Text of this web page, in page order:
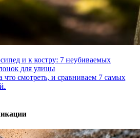
и к костру: 7 неубиваемых
для улицы
что смотреть, и сравниваем 7 самых